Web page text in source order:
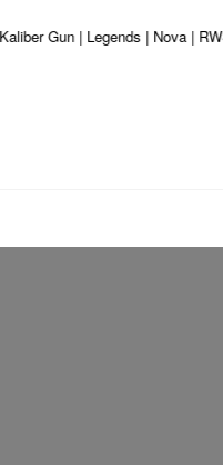
Gun | Legends | Nova |